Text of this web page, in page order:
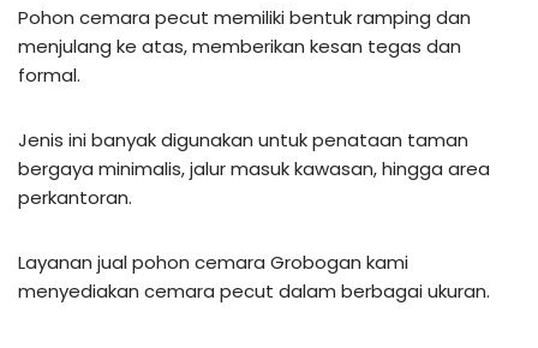
Pohon cemara pecut memiliki bentuk ramping dan
menjulang ke atas, memberikan kesan tegas dan
formal.
Jenis ini banyak digunakan untuk penataan taman
bergaya minimalis, jalur masuk kawasan, hingga area
perkantoran.
Layanan jual pohon cemara Grobogan kami
menyediakan cemara pecut dalam berbagai ukuran.